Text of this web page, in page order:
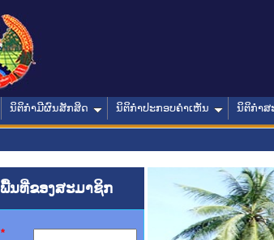
ນິຕິກໍາມີຜົນສັກສິດ ນິຕິກໍາປະກອບຄໍາເຫັນ ນິຕິກໍາສ
ພື້ນທີ່ຂອງສະມາຊິກ
*